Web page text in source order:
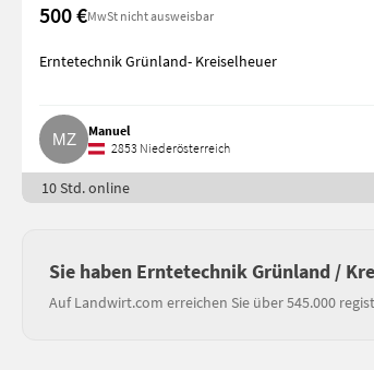
500 €MwSt nicht ausweisbar
Erntetechnik Grünland- Kreiselheuer
Manuel
2853 Niederösterreich
10 Std. online
Sie haben Erntetechnik Grünland /
Auf Landwirt.com erreichen Sie über 545.000